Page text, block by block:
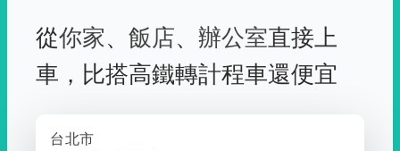
從你家、 飯店、 辦公室直接上
車， 比搭高鐵轉計程車還便宜
台北市